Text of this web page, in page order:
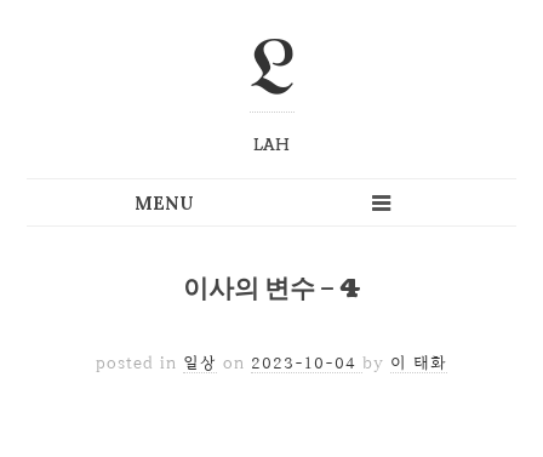
L
LAH
이사의 변수 – 4
posted in 일상 on 2023-10-04 by 이 태화